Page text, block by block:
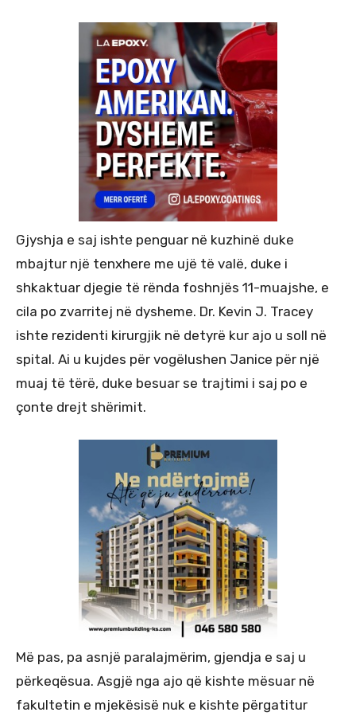
Gjyshja e saj ishte penguar në kuzhinë duke
mbajtur një tenxhere me ujë të valë, duke i
shkaktuar djegie të rënda foshnjës 11-muajshe, e
cila po zvarritej në dysheme. Dr. Kevin J. Tracey
ishte rezidenti kirurgjik në detyrë kur ajo u soll në
spital. Ai u kujdes për vogëlushen Janice për një
muaj të tërë, duke besuar se trajtimi i saj po e
çonte drejt shërimit.
Më pas, pa asnjë paralajmërim, gjendja e saj u
përkeqësua. Asgjë nga ajo që kishte mësuar në
fakultetin e mjekësisë nuk e kishte përgatitur